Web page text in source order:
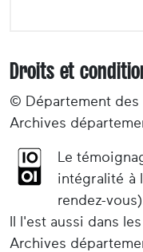
Droits et
© Département des
Archives
Le
intégralité à
rendez-
Il l'est aussi dans
Archives